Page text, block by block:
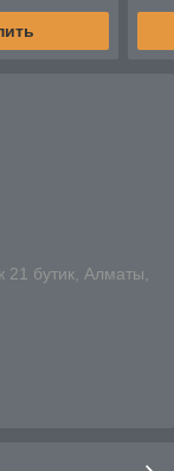
21 бутик, Алматы,